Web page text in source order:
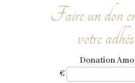
Faire un don
votre
Donation
€